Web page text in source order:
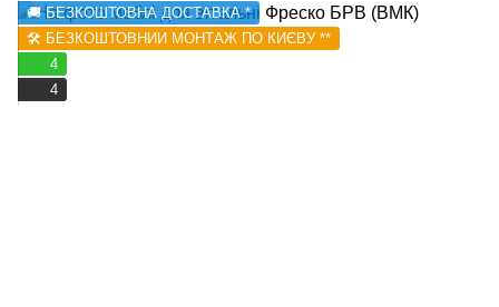
🚚 БЕЗКОШТОВНА ДОСТАВКА *
🛠️ БЕЗКОШТОВНИЙ МОНТАЖ ПО КИЄВУ **
4
4